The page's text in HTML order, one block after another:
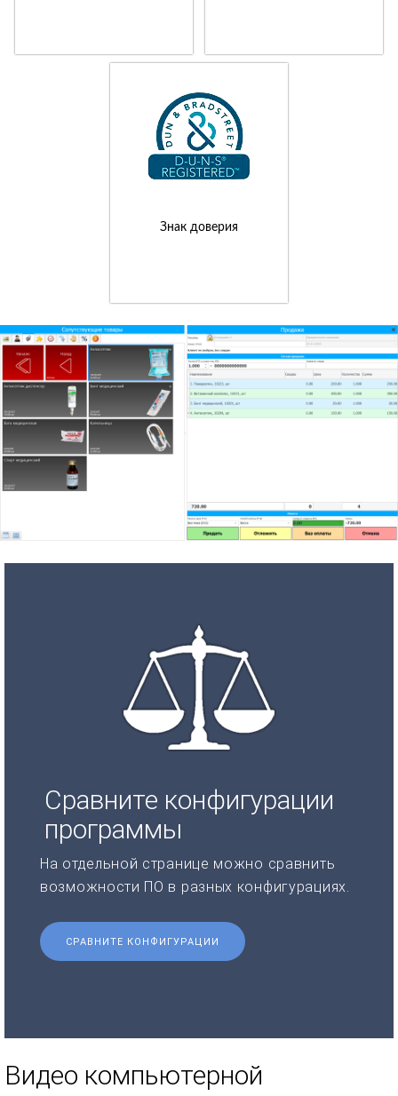
Знак доверия
Сравните конфигурации
программы
На отдельной странице можно сравнить
возможности ПО в разных конфигурациях.
СРАВНИТЕ КОНФИГУРАЦИИ
Видео компьютерной